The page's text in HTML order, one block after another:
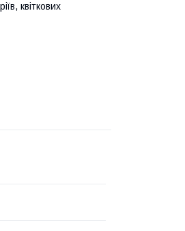
квіткових